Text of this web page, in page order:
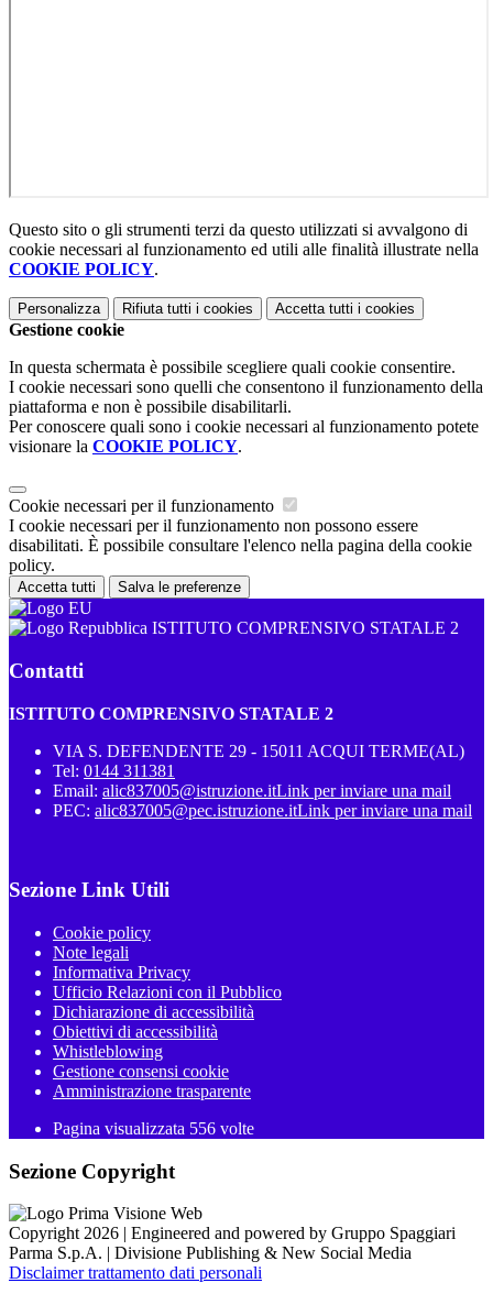
Questo sito o gli strumenti terzi da questo utilizzati si avvalgono di
cookie necessari al funzionamento ed utili alle finalità illustrate nella
COOKIE POLICY.
Personalizza Rifiuta tutti i cookies Accetta tutti i cookies
Gestione cookie
In questa schermata è possibile scegliere quali cookie consentire.
I cookie necessari sono quelli che consentono il funzionamento della
piattaforma e non è possibile disabilitarli.
Per conoscere quali sono i cookie necessari al funzionamento potete
visionare la COOKIE POLICY.
Cookie necessari per il funzionamento
I cookie necessari per il funzionamento non possono essere
disabilitati. È possibile consultare l'elenco nella pagina della cookie
policy.
Accetta tutti Salva le preferenze
ISTITUTO COMPRENSIVO STATALE 2
Contatti
ISTITUTO COMPRENSIVO STATALE 2
VIA S. DEFENDENTE 29 - 15011 ACQUI TERME(AL)
Tel: 0144 311381
Email: alic837005@istruzione.itLink per inviare una mail
PEC: alic837005@pec.istruzione.itLink per inviare una mail
Sezione Link Utili
Cookie policy
Note legali
Informativa Privacy
Ufficio Relazioni con il Pubblico
Dichiarazione di accessibilità
Obiettivi di accessibilità
Whistleblowing
Gestione consensi cookie
Amministrazione trasparente
Pagina visualizzata 556 volte
Sezione Copyright
Copyright 2026 | Engineered and powered by Gruppo Spaggiari
Parma S.p.A. | Divisione Publishing & New Social Media
Disclaimer trattamento dati personali